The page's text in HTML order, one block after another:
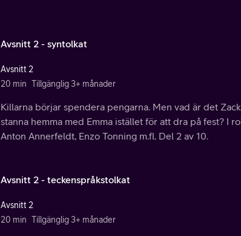
Avsnitt 2 - syntolkat
Avsnitt 2
20 min Tillgänglig 3+ månader
Killarna börjar spendera pengarna. Men vad är det
stanna hemma med Emma istället för att dra på fest? I
Anton Annerfeldt, Enzo Tonning m.fl. Del 2 av 10.
Avsnitt 2 - teckenspråkstolkat
Avsnitt 2
20 min Tillgänglig 3+ månader